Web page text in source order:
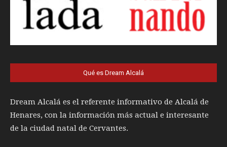
Qué es Dream Alcalá
Dream Alcalá es el referente informativo de Alcalá de
Henares, con la información más actual e interesante
de la ciudad natal de Cervantes.